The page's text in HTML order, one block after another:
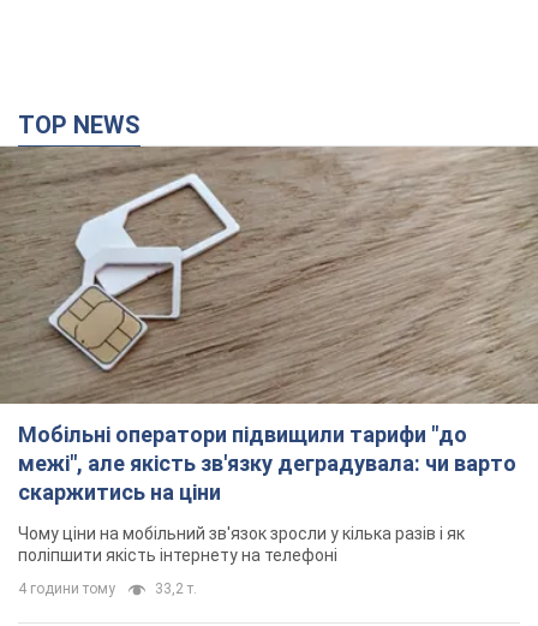
TOP NEWS
Мобільні оператори підвищили тарифи "до
межі", але якість зв'язку деградувала: чи варто
скаржитись на ціни
Чому ціни на мобільний зв'язок зросли у кілька разів і як
поліпшити якість інтернету на телефоні
4 години тому 33,2 т.